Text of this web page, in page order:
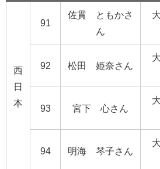
西
日
本
91
佐貫 ともかさ
ん
92 松田 姫奈さん
93 宮下 心さん
94 明海 琴子さん